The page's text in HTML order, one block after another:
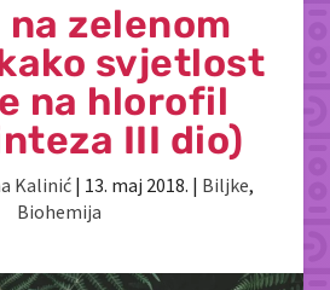
na zelenom
svjetlost
na hlorofil
III dio)
Kalinić| 13. maj 2018. | Biljke,
Biohemija